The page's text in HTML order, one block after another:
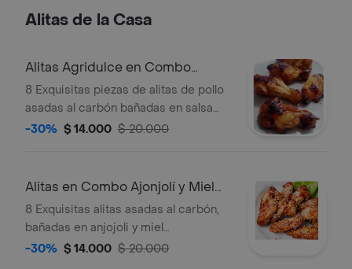
Alitas de la Casa
Alitas Agridulce en Combo
Personal
8 Exquisitas piezas de alitas de pollo
asadas al carbón bañadas en salsa
agridulce, acompañadas de papas a la
-30% $ 14.000 $ 20.000
Alitas en Combo Ajonjolí y Miel
Personal
8 Exquisitas alitas asadas al carbón,
bañadas en anjojoli y miel
acompañadas de papa a la francesa y
-30% $ 14.000 $ 20.000